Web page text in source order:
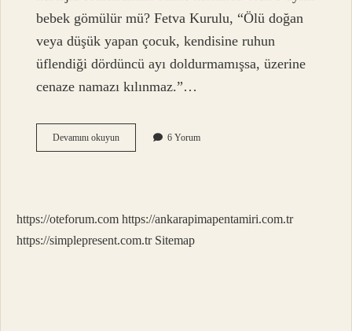
bebek gömülür mü? Fetva Kurulu, “Ölü doğan
veya düşük yapan çocuk, kendisine ruhun
üflendiği dördüncü ayı doldurmamışsa, üzerine
cenaze namazı kılınmaz.”…
Devamını okuyun5
Aylık
Nasıl
Alınır
6 Yorum
https://oteforum.com https://ankarapimapentamiri.com.tr
https://simplepresent.com.tr Sitemap